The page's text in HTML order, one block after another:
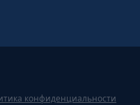
конфиденциальности